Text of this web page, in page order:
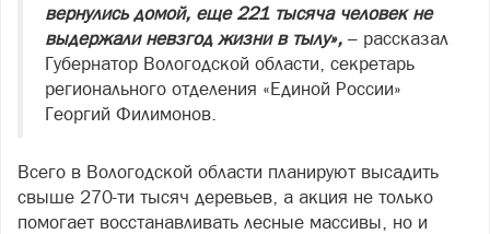
вернулись домой, еще 221 тысяча человек не
выдержали невзгод жизни в тылу», – рассказал
Губернатор Вологодской области, секретарь
регионального отделения «Единой России»
Георгий Филимонов.
Всего в Вологодской области планируют высадить
свыше 270-ти тысяч деревьев, а акция не только
помогает восстанавливать лесные массивы, но и